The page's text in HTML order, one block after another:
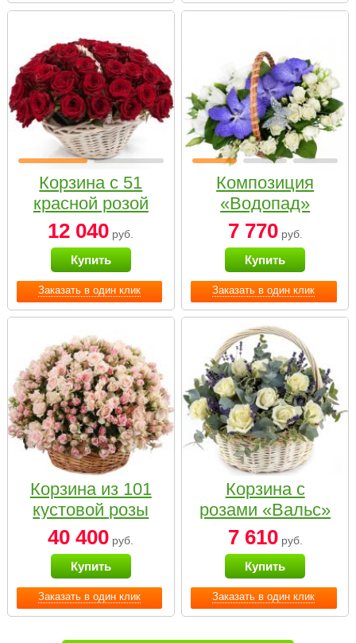
Заказать в один клик
Корзина с 51
красной розой
12 040 руб.
Купить
Заказать в один клик
Композиция
«Водопад»
7 770руб.
Купить
Заказать в один клик
Корзина из 101
кустовой розы
нежных тонов
40 400 руб.
Купить
Заказать в один клик
Корзина с
розами «Вальс»
7 610руб.
Купить